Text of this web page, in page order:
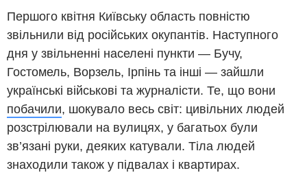
Першого квітня Київську область повністю
звільнили від російських окупантів. Наступного
дня у звільненні населені пункти — Бучу,
Гостомель, Ворзель, Ірпінь та інші — зайшли
українські військові та журналісти. Те, що вони
побачили, шокувало весь світ: цивільних людей
розстрілювали на вулицях, у багатьох були
зв’язані руки, деяких катували. Тіла людей
знаходили також у підвалах і квартирах.